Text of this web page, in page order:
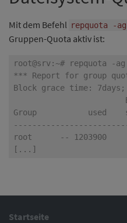
Mit dem Befehl repquota -ag
Gruppen-Quota aktiv ist:
Startseite